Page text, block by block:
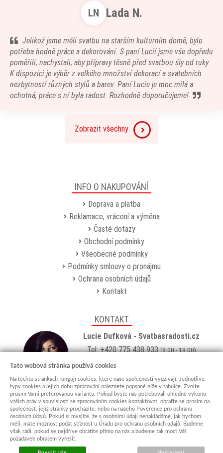
LN Lada N.
Jelikož jsme měli svatbu na starším kulturním domě, bylo
potřeba hodně práce a dekorování. S paní Lucií jsme vše dopředu
poměřili, nachystali, aby přípravy těsně před svatbou šly od ruky.
K dispozici je výběr z velkého množství dekorací a svatebních
nezbytností různých stylů a barev. Paní Lucie je moc milá a
ochotná, práce s ní byla radost. Rozhodně doporučujeme!
Zobrazit všechny
INFO O NAKUPOVÁNÍ
Doprava a platba
Reklamace, vrácení a výměna
Časté dotazy
Obchodní podmínky
Všeobecné podmínky
Podmínky smlouvy o pronájmu
Ochrana osobních údajů
Kontakt
KONTAKT
Lucie Dufková - Svatbasradosti.cz
Tel: +420 775 438 933(8:00 - 18:00)
Email:
Showroom
Jungmannova 627, Kyjov 69701
Po-Pá: po domluvě (více info)
Tato webová stránka používá cookies
Na těchto stránkách fungují cookies, které naše společnosti využívají. Jednotlivé
typy cookies a jejich dobu zpracování naleznete popsané níže v tabulce. Zvolte
prosím Vámi preferovanou variantu. Pokud byste nás potřebovali ohledně výkonu
vašich práv v souvislosti se zpracováním cookies kontaktovat, obraťte se prosím na
společnost, jejíž stránky procházíte, nebo na našeho Pověřence pro ochranu
osobních údajů. Pokud si myslíte, že s osobními údaji nenakládáme, jak bychom
měli, máte možnost podat stížnost u Úřadu pro ochranu osobních údajů. Budeme
však rádi, pokud se nejdříve obrátíte přímo na nás a budeme tak moct Váš
požadavek obratem vyřešit.